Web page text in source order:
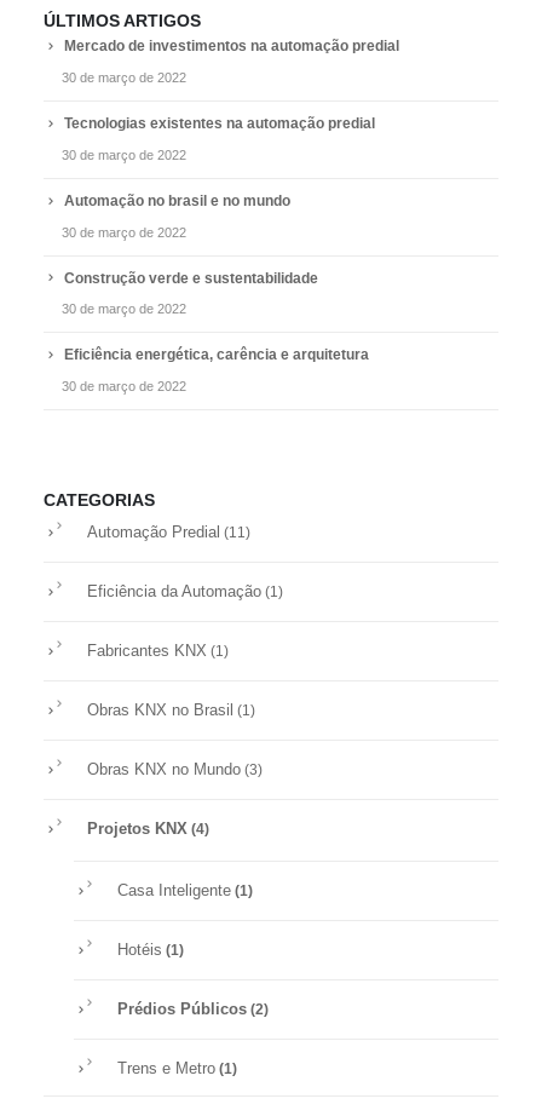
ÚLTIMOS ARTIGOS
Mercado de investimentos na automação predial
30 de março de 2022
Tecnologias existentes na automação predial
30 de março de 2022
Automação no brasil e no mundo
30 de março de 2022
Construção verde e sustentabilidade
30 de março de 2022
Eficiência energética, carência e arquitetura
30 de março de 2022
CATEGORIAS
Automação Predial (11)
Eficiência da Automação (1)
Fabricantes KNX (1)
Obras KNX no Brasil (1)
Obras KNX no Mundo (3)
Projetos KNX (4)
Casa Inteligente (1)
Hotéis (1)
Prédios Públicos (2)
Trens e Metro (1)